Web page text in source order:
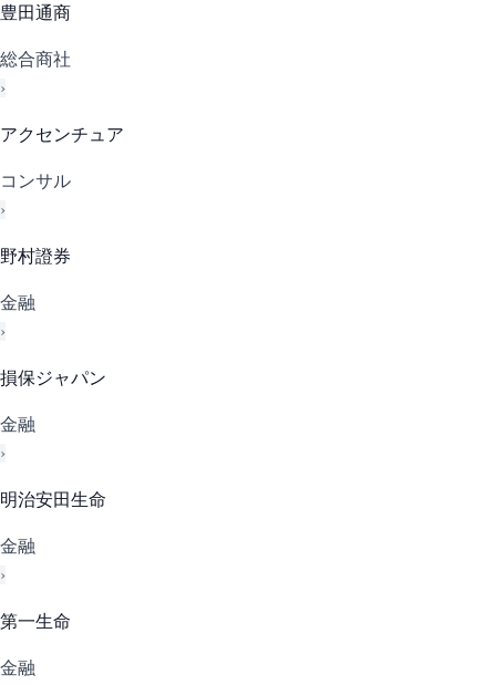
豊田通商
総合商社
›
アクセンチュア
コンサル
›
野村證券
金融
›
損保ジャパン
金融
›
明治安田生命
金融
›
第一生命
金融